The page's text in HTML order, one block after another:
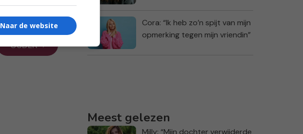
OUDER
Cora: “Ik heb zo’n spijt van mijn
opmerking tegen mijn vriendin”
Meest gelezen
Milly: “Mijn dochter verwijderde
Naar de website